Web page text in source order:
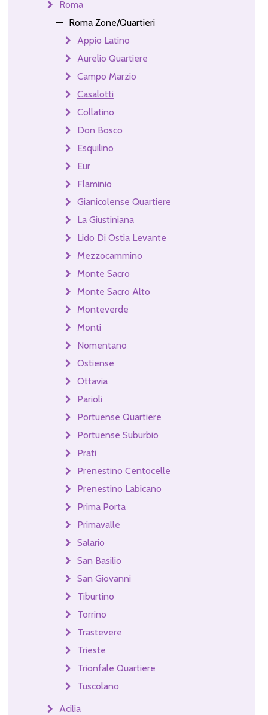
Roma
Roma Zone/Quartieri
Appio Latino
Aurelio Quartiere
Campo Marzio
Casalotti
Collatino
Don Bosco
Esquilino
Eur
Flaminio
Gianicolense Quartiere
La Giustiniana
Lido Di Ostia Levante
Mezzocammino
Monte Sacro
Monte Sacro Alto
Monteverde
Monti
Nomentano
Ostiense
Ottavia
Parioli
Portuense Quartiere
Portuense Suburbio
Prati
Prenestino Centocelle
Prenestino Labicano
Prima Porta
Primavalle
Salario
San Basilio
San Giovanni
Tiburtino
Torrino
Trastevere
Trieste
Trionfale Quartiere
Tuscolano
Acilia